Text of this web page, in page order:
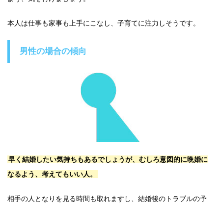
本人は仕事も家事も上手にこなし、子育てに注力しそうです。
男性の場合の傾向
早く結婚したい気持ちもあるでしょうが、むしろ意図的に晩婚に
なるよう、考えてもいい人。
相手の人となりを見る時間も取れますし、結婚後のトラブルの予